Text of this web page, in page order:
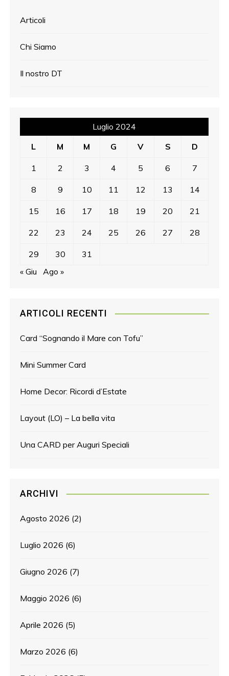
Articoli
Chi Siamo
Il nostro DT
Luglio 2024
L
M M G V S D
1 2 3 4 5 6 7
8 9 10 11 12 13 14
15 16 17 18 19 20 21
22 23 24 25 26 27 28
29 30
31
« Giu
Ago »
ARTICOLI RECENTI
Card “Sognando il Mare con Tofu”
Mini Summer Card
Home Decor: Ricordi d’Estate
Layout (LO) – La bella vita
Una CARD per Auguri Speciali
ARCHIVI
Agosto 2026 (2)
Luglio 2026 (6)
Giugno 2026 (7)
Maggio 2026 (6)
Aprile 2026 (5)
Marzo 2026 (6)